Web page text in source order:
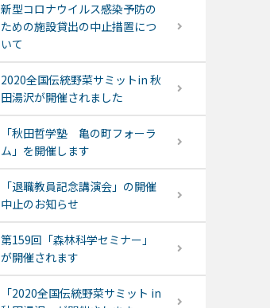
新型コロナウイルス感染予防の
ための施設貸出の中止措置につ
いて
2020全国伝統野菜サミットin 秋
田湯沢が開催されました
「秋田哲学塾 亀の町フォーラ
ム」を開催します
「退職教員記念講演会」の開催
中止のお知らせ
第159回「森林科学セミナー」
が開催されます
「2020全国伝統野菜サミット in